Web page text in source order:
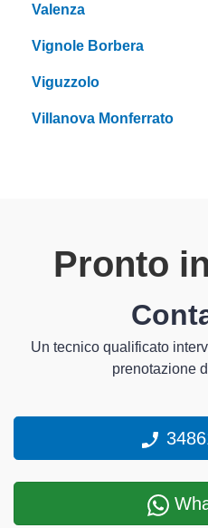
Valenza
Vignole Borbera
Viguzzolo
Villanova Monferrato
Pronto
Un tecnico qualificato
prenotazione